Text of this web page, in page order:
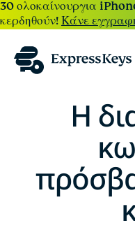
30 ολοκαίνουργια
κερδηθούν!Κάνε
Η